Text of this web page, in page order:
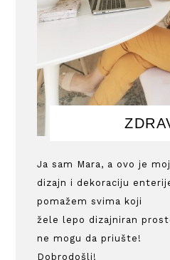
Ja sam Mara, a ovo je
dizajn i dekoraciju
pomažem svima koji
žele lepo dizajniran
ne mogu da priušte!
Dobrodošli!